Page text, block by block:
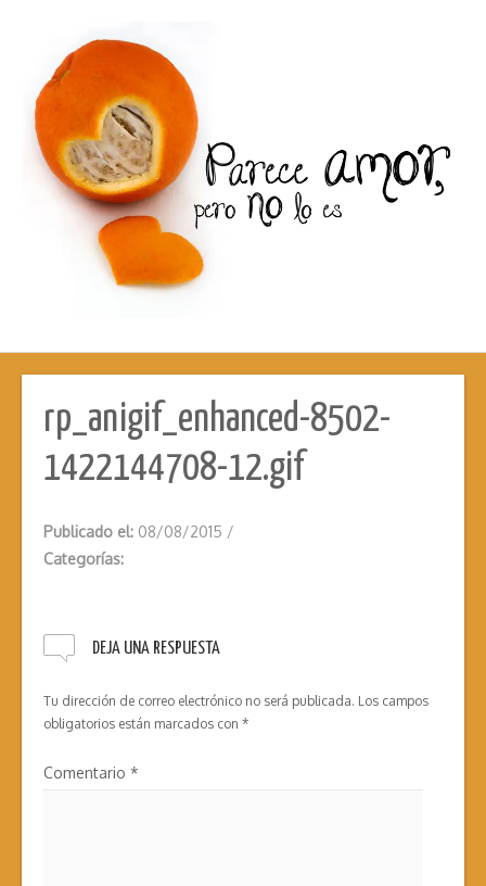
rp_anigif_enhanced-8502-
1422144708-12.gif
Publicado el: 08/08/2015 /
Categorías:
DEJA UNA RESPUESTA
Tu dirección de correo electrónico no será publicada. Los campos
obligatorios están marcados con *
Comentario *